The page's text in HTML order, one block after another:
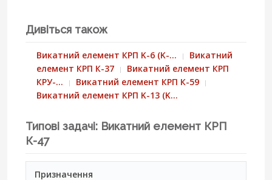
Дивіться також
Викатний елемент КРП K-6 (K-…
Викатний
елемент КРП К-37
Викатний елемент КРП
КРУ-…
Викатний елемент КРП К-59
Викатний елемент КРП K-13 (K…
Типові задачі: Викатний елемент КРП
К-47
Призначення